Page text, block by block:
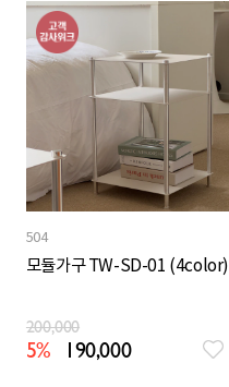
504
모듈가구 TW-SD-01 (4color)
200,000
5% 190,000